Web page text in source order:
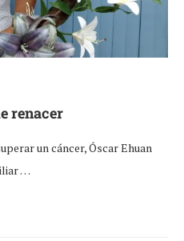
renacer
un cáncer, Óscar Ehuan
…